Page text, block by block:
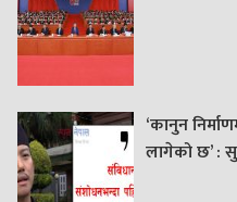
‘कानुन
लागेको छ’ :